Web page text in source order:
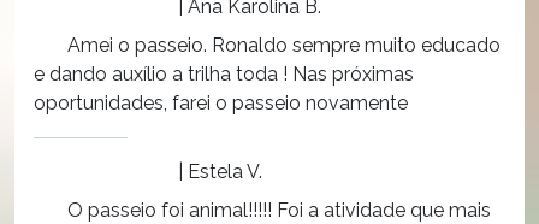
| Ana Karolina B.
Amei o passeio. Ronaldo sempre muito educado
e dando auxílio a trilha toda ! Nas próximas
oportunidades, farei o passeio novamente
| Estela V.
O passeio foi animal!!!!! Foi a atividade que mais